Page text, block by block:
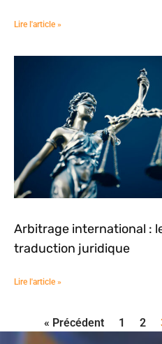
Lire l'article »
Arbitrage international :
traduction juridique
Lire l'article »
« Précédent 1 2